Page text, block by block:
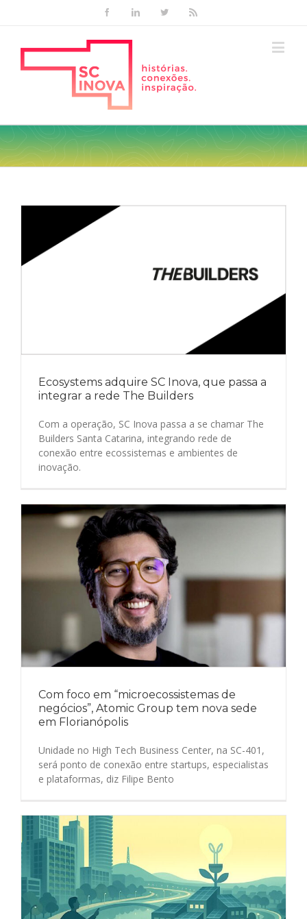
FacebookLinkedinTwitter
Ecosystems adquire SC Inova, que passa a
integrar a rede The Builders
Com a operação, SC Inova passa a se chamar The
Builders Santa Catarina, integrando rede de
conexão entre ecossistemas e ambientes de
inovação.
Com foco em “microecossistemas de
negócios”, Atomic Group tem nova sede
em Florianópolis
Unidade no High Tech Business Center, na SC-401,
será ponto de conexão entre startups, especialistas
e plataformas, diz Filipe Bento